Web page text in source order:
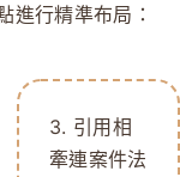
進行精準布局：
3. 引用相
牽連案件法